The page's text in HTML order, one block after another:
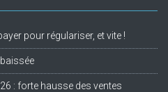
pour régulariser, et vite !
: forte hausse des ventes